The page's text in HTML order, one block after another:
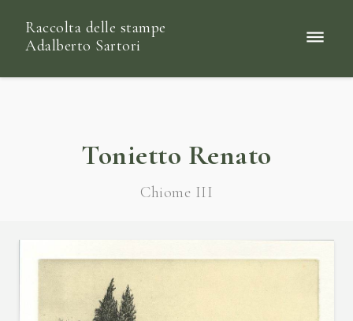
Raccolta delle stampe
Adalberto Sartori
Tonietto Renato
Chiome III